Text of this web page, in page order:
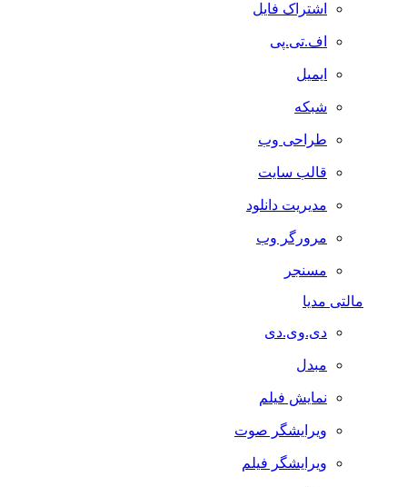
اشتراک فایل
اف.تی.پی
ایمیل
شبکه
طراحی وب
قالب سایت
مدیریت دانلود
مرورگر وب
مسنجر
مالتی مدیا
دی.وی.دی
مبدل
نمایش فیلم
ویرایشگر صوت
ویرایشگر فیلم